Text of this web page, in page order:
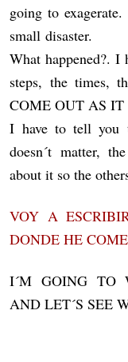
going to
small disaster.
What happened?. I
steps, the times,
COME OUT AS
I have to tell you
doesn´t matter,
about it so the
VOY A
DONDE HE
I´M GOING TO
AND LET´S SEE